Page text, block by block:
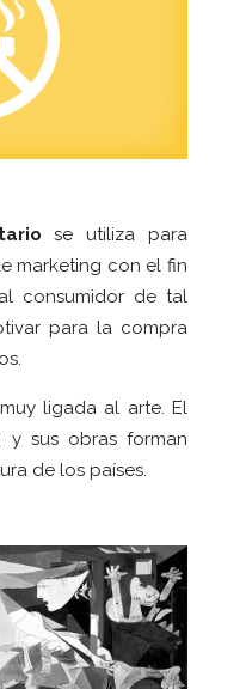
se utiliza para
marketing con el fin
consumidor de tal
para la compra
ligada al arte. El
y sus obras forman
de los países.